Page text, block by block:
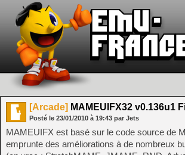
[Arcade] MAMEUIFX32 v0.136u1
Posté le 23/01/2010 à 19:43 par Jets
MAMEUIFX est basé sur le code source de
emprunte des améliorations à de nombreux